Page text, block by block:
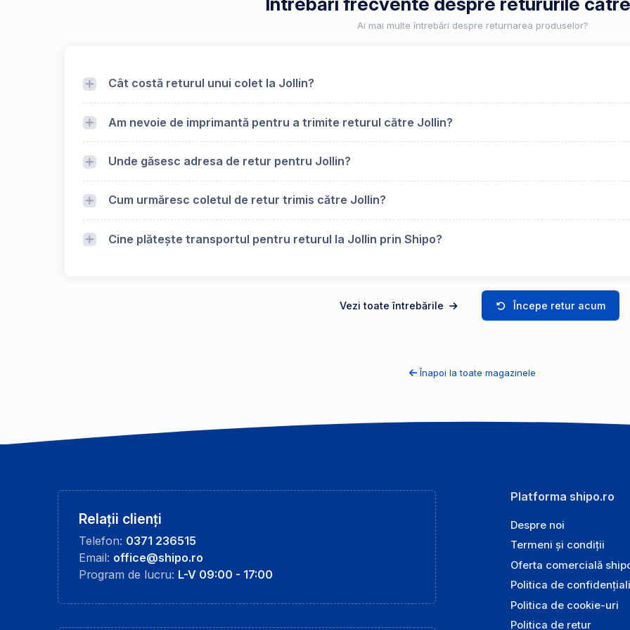
Ai mai multe întrebări despre returnarea produselor?
Cât costă returul unui colet la Jollin?
Am nevoie de imprimantă pentru a trimite returul către Jollin?
Unde găsesc adresa de retur pentru Jollin?
Cum urmăresc coletul de retur trimis către Jollin?
Cine plătește transportul pentru returul la Jollin prin Shipo?
Vezi toate întrebările Începe retur acum
Înapoi la toate magazinele
Relații clienți
Telefon: 0371 236515
Email: office@shipo.ro
Program de lucru: L-V 09:00 - 17:00
Platforma shipo.ro
Despre noi
Termeni și condiții
Oferta comercială
Politica de
Politica de cookie-uri
Politica de retur